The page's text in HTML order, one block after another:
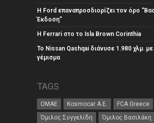
Η Ford επαναπροσδιορίζει τον όρο
Έκδοση”
Η Ferrari στο το Isla Brown Corinthia
Το Nissan Qashqai διάνυσε 1.980 χλμ.
γέμισμα
TAGS
ΟΜΑΕ Kosmocar Α.Ε.
FCA Greece
Όμιλος Συγγελίδη
Όμιλος Βασιλάκη